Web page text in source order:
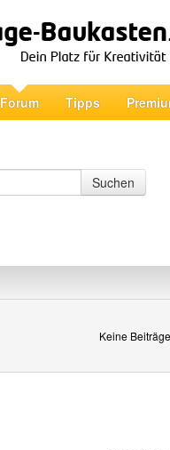
Forum Tipps
Suchen
Keine